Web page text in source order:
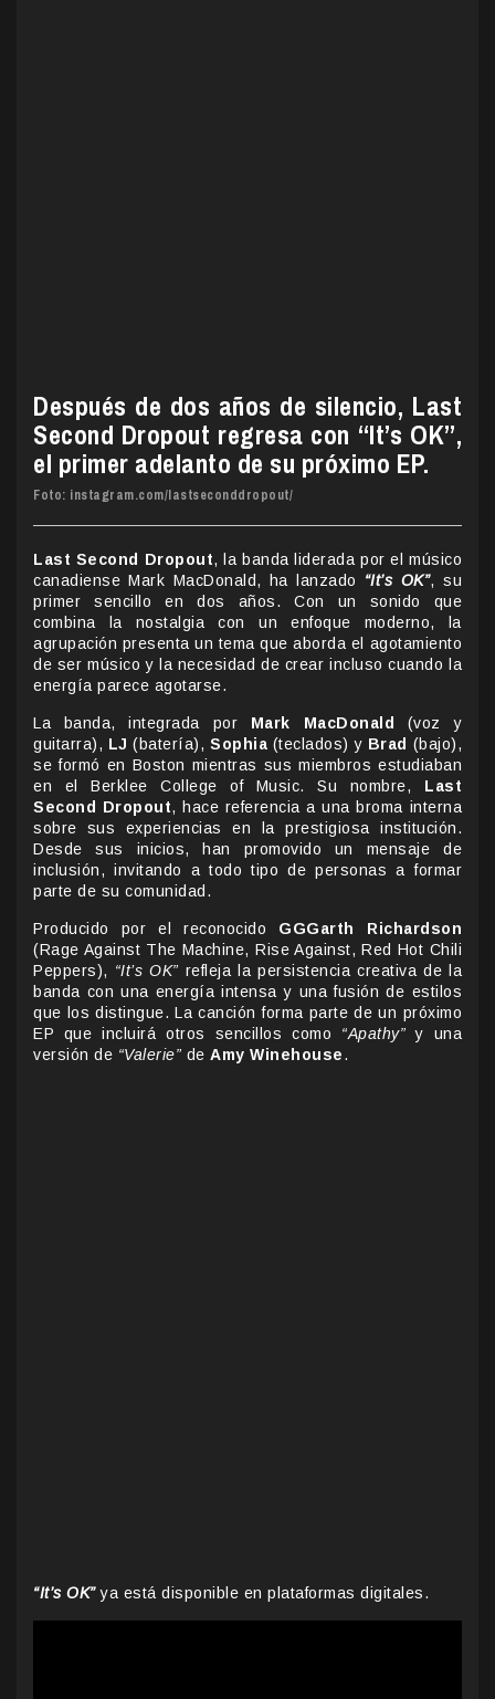
Después de dos años de silencio, Last
Second Dropout regresa con “It’s OK”,
el primer adelanto de su próximo EP.
Foto: instagram.com/lastseconddropout/
Last Second Dropout, la banda liderada por el músico
canadiense Mark MacDonald, ha lanzado “It’s OK”, su
primer sencillo en dos años. Con un sonido que
combina la nostalgia con un enfoque moderno, la
agrupación presenta un tema que aborda el agotamiento
de ser músico y la necesidad de crear incluso cuando la
energía parece agotarse.
La banda, integrada por Mark MacDonald
(voz y
guitarra), LJ (batería),Sophia (teclados) y Brad (bajo),
se formó en Boston mientras sus miembros estudiaban
en el Berklee College of Music. Su nombre, Last
Second Dropout, hace referencia a una broma interna
sobre sus experiencias en la prestigiosa institución.
Desde sus inicios, han promovido un mensaje de
inclusión, invitando a todo tipo de personas a formar
parte de su comunidad.
Producido por el reconocido GGGarth Richardson
(Rage Against The Machine, Rise Against, Red Hot Chili
Peppers), “It’s OK” refleja la persistencia creativa de la
banda con una energía intensa y una fusión de estilos
que los distingue. La canción forma parte de un próximo
EP que incluirá otros sencillos como “Apathy” y una
versión de “Valerie” de Amy Winehouse.
“It’s OK”ya está disponible en plataformas digitales.